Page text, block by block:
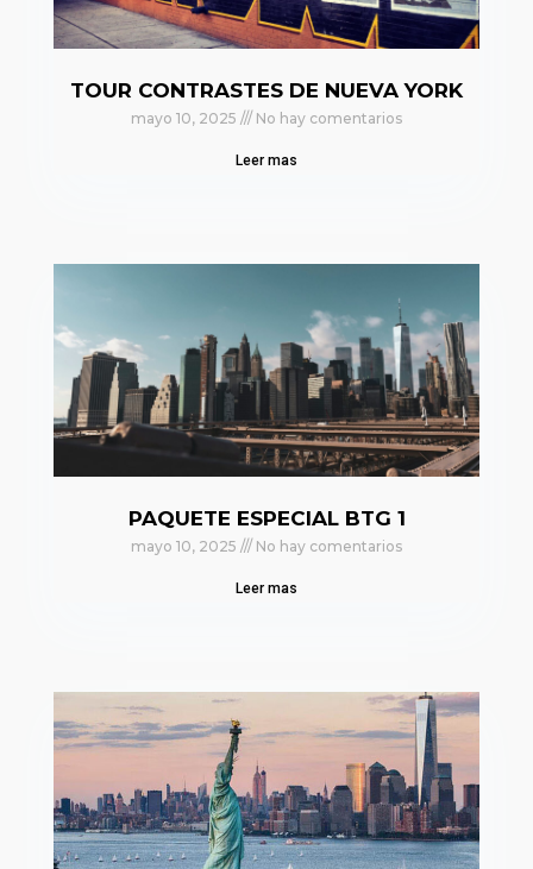
TOUR CONTRASTES DE NUEVA YORK
mayo 10, 2025 No hay comentarios
Leer mas
PAQUETE ESPECIAL BTG 1
mayo 10, 2025 No hay comentarios
Leer mas